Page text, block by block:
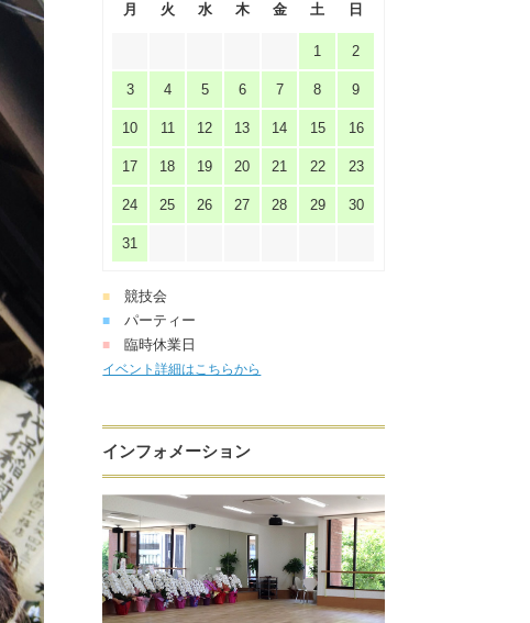
月 火 水 木 金 土 日
1 2
3 4 5 6 7 8 9
10 11 12 13 14 15 16
17 18 19 20 21 22 23
24 25 26 27 28 29 30
31
■ 競技会
■ パーティー
■ 臨時休業日
イベント詳細はこちらから
インフォメーション